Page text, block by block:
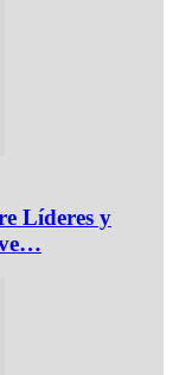
Líderes y